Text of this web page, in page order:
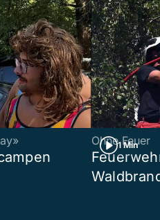
1 Min
Ohne Feuer